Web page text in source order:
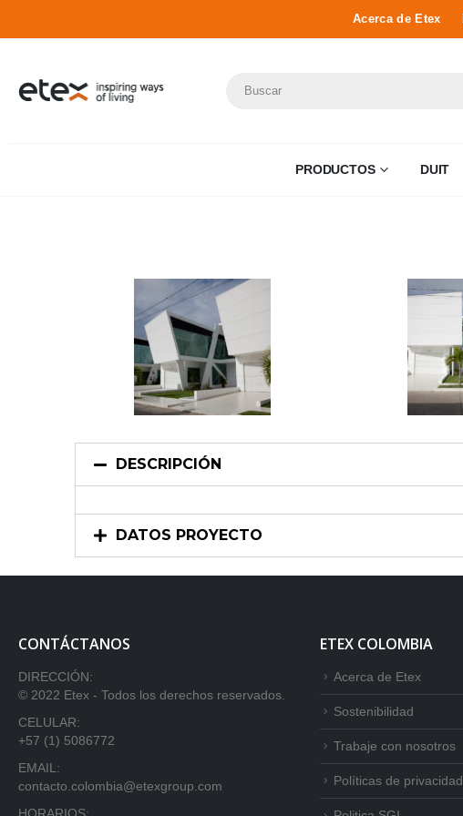
Acerca de Etex
PRODUCTOS DUIT
DESCRIPCIÓN
DATOS PROYECTO
CONTÁCTANOS
DIRECCIÓN:
© 2022 Etex - Todos los derechos reservados.
CELULAR:
+57 (1) 5086772
EMAIL:
contacto.colombia@etexgroup.com
HORARIOS:
ETEX COLOMBIA
Acerca de Etex
Sostenibilidad
Trabaje con nosotros
Políticas de privacidad